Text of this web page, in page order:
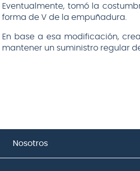
Eventualmente, tomó la
forma de V de la empuñadura.
En base a esa modificación,
mantener un suministro regular
Nosotros